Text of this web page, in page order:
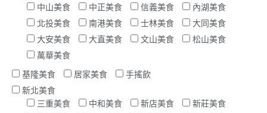
中山美食
中正美食 信義美食
內湖美食
北投美食
南港美食 士林美食
大同美食
大安美食
大直美食 文山美食
松山美食
萬華美食
基隆美食
居家美食
手搖飲
新北美食
三重美食
中和美食 新店美食
新莊美食